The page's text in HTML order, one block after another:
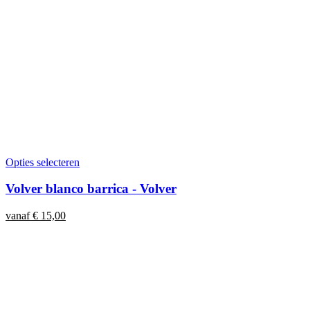
Opties selecteren
Volver blanco barrica - Volver
vanaf€ 15,00